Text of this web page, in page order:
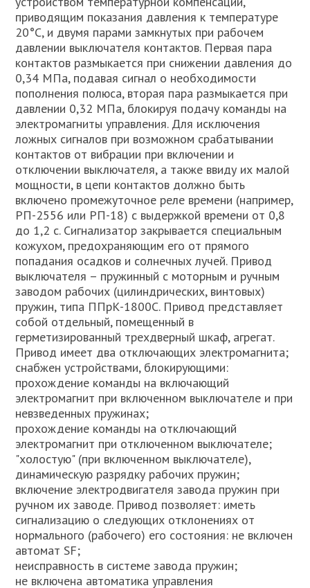
приводящим показания давления к температуре
20°С, и двумя парами замкнутых при рабочем
давлении выключателя контактов. Первая пара
контактов размыкается при снижении давления до
0,34 МПа, подавая сигнал о необходимости
пополнения полюса, вторая пара размыкается при
давлении 0,32 МПа, блокируя подачу команды на
электромагниты управления. Для исключения
ложных сигналов при возможном срабатывании
контактов от вибрации при включении и
отключении выключателя, а также ввиду их малой
мощности, в цепи контактов должно быть
включено промежуточное реле времени (например,
РП-2556 или РП-18) с выдержкой времени от 0,8
до 1,2 с. Сигнализатор закрывается специальным
кожухом, предохраняющим его от прямого
попадания осадков и солнечных лучей. Привод
выключателя – пружинный с моторным и ручным
заводом рабочих (цилиндрических, винтовых)
пружин, типа ППрК-1800С. Привод представляет
собой отдельный, помещенный в
герметизированный трехдверный шкаф, агрегат.
Привод имеет два отключающих электромагнита;
снабжен устройствами, блокирующими:
прохождение команды на включающий
электромагнит при включенном выключателе и при
невзведенных пружинах;
прохождение команды на отключающий
электромагнит при отключенном выключателе;
"холостую" (при включенном выключателе),
динамическую разрядку рабочих пружин;
включение электродвигателя завода пружин при
ручном их заводе. Привод позволяет: иметь
сигнализацию о следующих отклонениях от
нормального (рабочего) его состояния: не включен
автомат SF;
неисправность в системе завода пружин;
не включена автоматика управления